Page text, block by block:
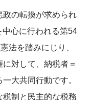
の転換が求められ
心に行われる第54
法を踏みにじり、
対して、納税者＝
大共同行動です。
制と民主的な税務